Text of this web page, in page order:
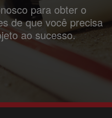
para obter o
de que você precisa
ao sucesso.